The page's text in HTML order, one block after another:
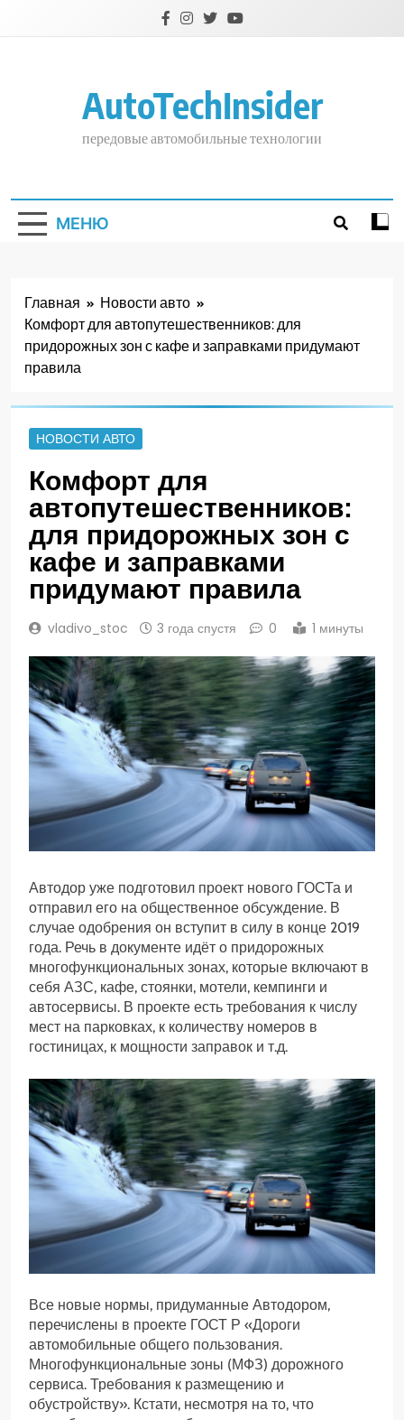
AutoTechInsider
передовые автомобильные технологии
МЕНЮ
Главная
Новости авто
Комфорт для автопутешественников: для
придорожных зон с кафе и заправками придумают
правила
НОВОСТИ АВТО
Комфорт для
автопутешественников:
для придорожных зон с
кафе и заправками
придумают правила
vladivo_stoc 3 года спустя 0 1 минуты
Автодор уже подготовил проект нового ГОСТа и
отправил его на общественное обсуждение. В
случае одобрения он вступит в силу в конце 2019
года. Речь в документе идёт о придорожных
многофункциональных зонах, которые включают в
себя АЗС, кафе, стоянки, мотели, кемпинги и
автосервисы. В проекте есть требования к числу
мест на парковках, к количеству номеров в
гостиницах, к мощности заправок и т.д.
Все новые нормы, придуманные Автодором,
перечислены в проекте ГОСТ Р «Дороги
автомобильные общего пользования.
Многофункциональные зоны (МФЗ) дорожного
сервиса. Требования к размещению и
обустройству». Кстати, несмотря на то, что